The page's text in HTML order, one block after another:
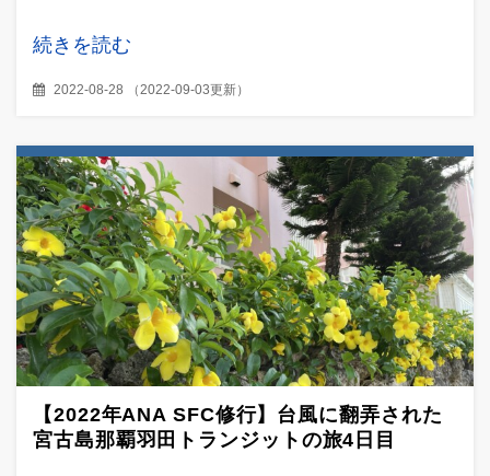
続きを読む
2022-08-28 （2022-09-03更新）
【2022年ANA SFC修行】台風に翻弄された
宮古島那覇羽田トランジットの旅4日目